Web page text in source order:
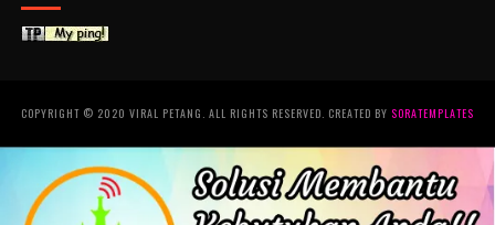
COPYRIGHT © 2020 VIRAL PETANG. ALL RIGHTS RESERVED. CREATED BY SORATEMPLATES